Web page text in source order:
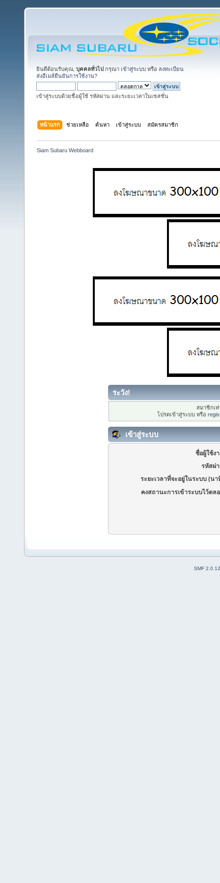
ยินดีต้อนรับคุณ, บุคคลทั่วไป กรุณา เข้าสู่ระบบ หรือ ลงทะเบียน
ส่งอีเมล์ยืนยันการใช้งาน?
เข้าสู่ระบบด้วยชื่อผู้ใช้ รหัสผ่าน และระยะเวลาในเซสชั่น
หน้าแรก ช่วยเหลือ ค้นหา เข้าสู่ระบบ สมัครสมาชิก
Siam Subaru Webboard
ระวัง!
สมาชิกเ
โปรดเข้าสู่ระบบ หรือ
เข้าสู่ระบบ
ชื่อผู้ใช้ง
รหัสผ่
ระยะเวลาที่จะอยู่ในระบบ (นา
คงสถานะการเข้าระบบไว้ตล
SMF 2.0.12